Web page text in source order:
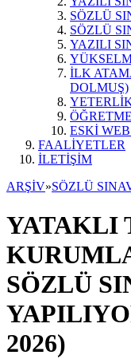
SÖZLÜ
SÖZLÜ
YAZILI
İLK
DOLMUŞ)
ESKİ
FAALİYETLER
İLETİŞİM
ARŞİV»SÖZLÜ
YATAKLI
SÖZLÜ
2026)